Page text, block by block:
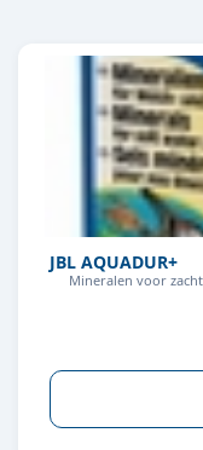
JBL AQUADUR+
Mineralen voor